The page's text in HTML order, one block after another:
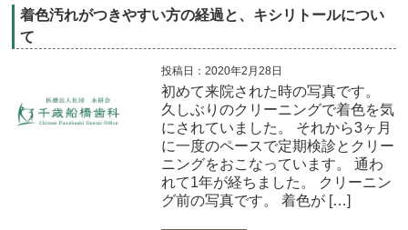
着色汚れがつきやすい方の経過と、キシリトールについ
て
投稿日：2020年2月28日
初めて来院された時の写真です。
久しぶりのクリーニングで着色を気
にされていました。 それから3ヶ月
に一度のペースで定期検診とクリー
ニングをおこなっています。 通わ
れて1年が経ちました。 クリーニン
グ前の写真です。 着色が […]